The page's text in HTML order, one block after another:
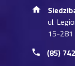
ul.
15-281
(85)